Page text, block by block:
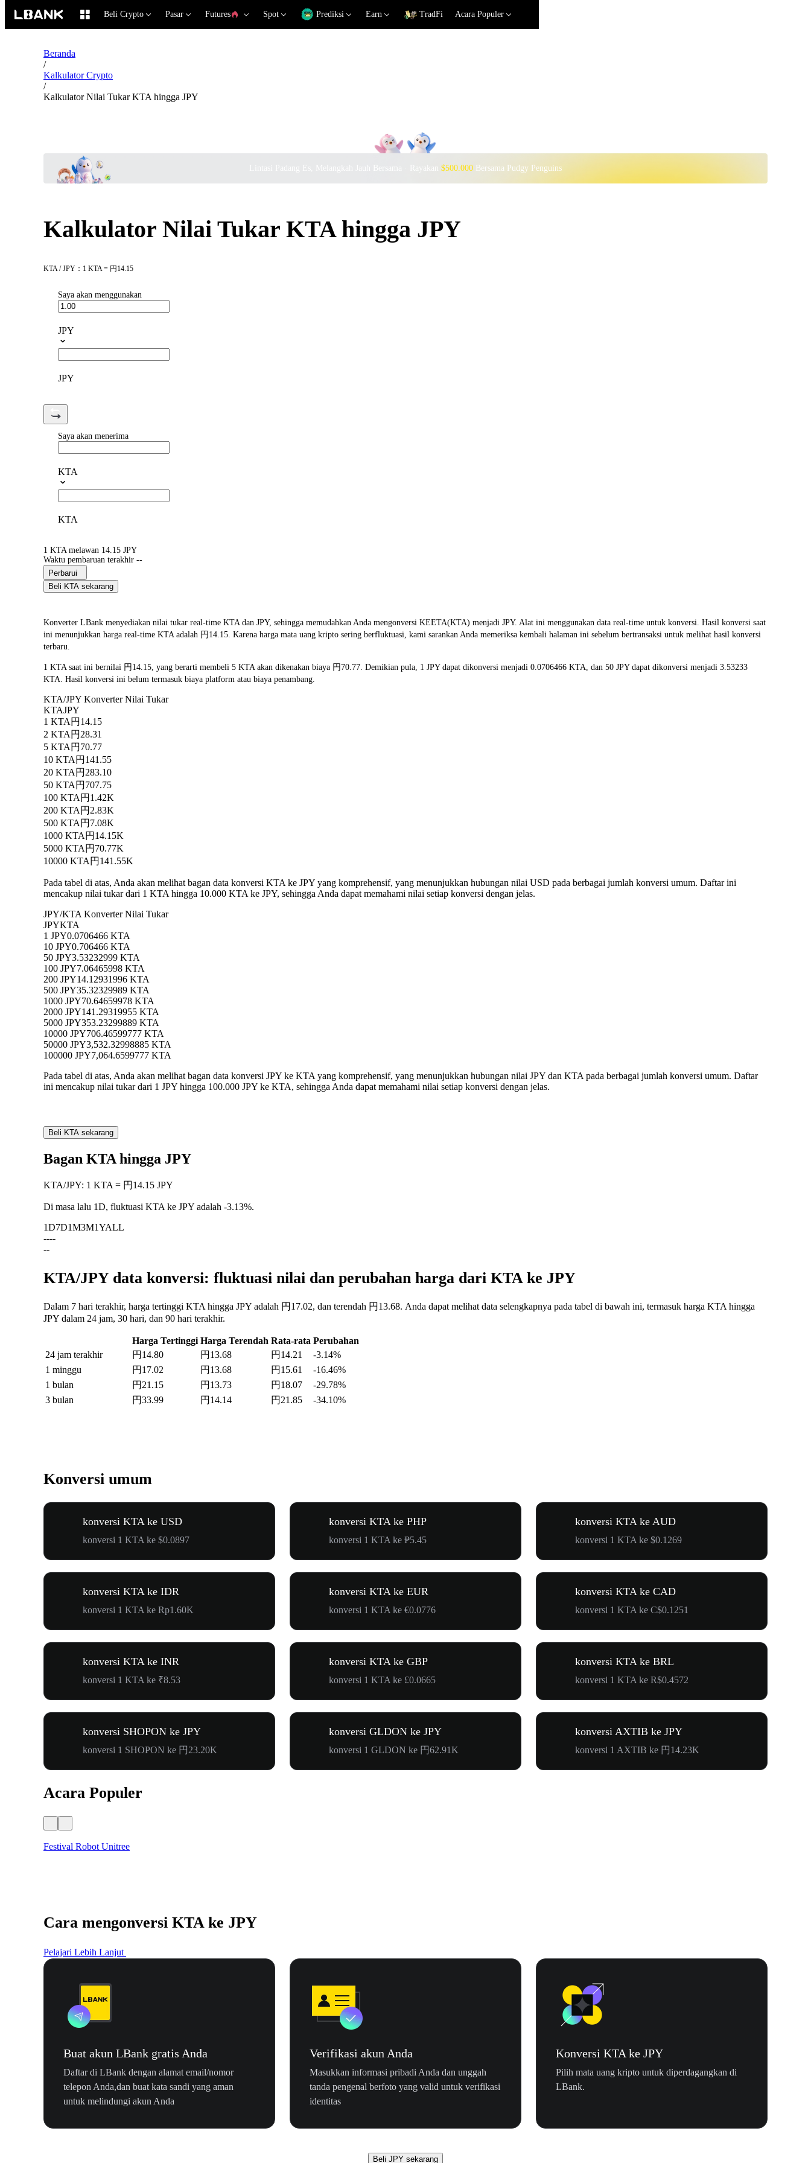
Beli Crypto Pasar Futures Spot Prediksi Earn TradFi Acara Populer
Beranda
/
Kalkulator Crypto
/
Kalkulator Nilai Tukar KTA hingga JPY
Lintasi Padang Es, Melangkah Jauh Bersama · Rayakan $500.000 Bersama Pudgy Penguins
Kalkulator Nilai Tukar KTA hingga JPY
KTA / JPY：1 KTA = 円14.15
Saya akan menggunakan
JPY
JPY
Saya akan menerima
KTA
KTA
1 KTA melawan 14.15 JPY
Waktu pembaruan terakhir --
Perbarui
Beli KTA sekarang
Konverter LBank menyediakan nilai tukar real-time KTA dan JPY, sehingga memudahkan Anda mengonversi KEETA(KTA) menjadi JPY. Alat ini menggunakan data real-time untuk konversi. Hasil konversi saat
ini menunjukkan harga real-time KTA adalah 円14.15. Karena harga mata uang kripto sering berfluktuasi, kami sarankan Anda memeriksa kembali halaman ini sebelum bertransaksi untuk melihat hasil konversi
terbaru.
1 KTA saat ini bernilai 円14.15, yang berarti membeli 5 KTA akan dikenakan biaya 円70.77. Demikian pula, 1 JPY dapat dikonversi menjadi 0.0706466 KTA, dan 50 JPY dapat dikonversi menjadi 3.53233
KTA. Hasil konversi ini belum termasuk biaya platform atau biaya penambang.
KTA/JPY Konverter Nilai Tukar
KTAJPY
1 KTA 円14.15
2 KTA 円28.31
5 KTA 円70.77
10 KTA 円141.55
20 KTA 円283.10
50 KTA 円707.75
100 KTA 円1.42K
200 KTA 円2.83K
500 KTA 円7.08K
1000 KTA 円14.15K
5000 KTA 円70.77K
10000 KTA 円141.55K
Pada tabel di atas, Anda akan melihat bagan data konversi KTA ke JPY yang komprehensif, yang menunjukkan hubungan nilai USD pada berbagai jumlah konversi umum. Daftar ini
mencakup nilai tukar dari 1 KTA hingga 10.000 KTA ke JPY, sehingga Anda dapat memahami nilai setiap konversi dengan jelas.
JPY/KTA Konverter Nilai Tukar
JPYKTA
1 JPY0.0706466 KTA
10 JPY0.706466 KTA
50 JPY3.53232999 KTA
100 JPY7.06465998 KTA
200 JPY14.12931996 KTA
500 JPY35.32329989 KTA
1000 JPY70.64659978 KTA
2000 JPY141.29319955 KTA
5000 JPY353.23299889 KTA
10000 JPY706.46599777 KTA
50000 JPY3,532.32998885 KTA
100000 JPY7,064.6599777 KTA
Pada tabel di atas, Anda akan melihat bagan data konversi JPY ke KTA yang komprehensif, yang menunjukkan hubungan nilai JPY dan KTA pada berbagai jumlah konversi umum. Daftar
ini mencakup nilai tukar dari 1 JPY hingga 100.000 JPY ke KTA, sehingga Anda dapat memahami nilai setiap konversi dengan jelas.
Beli KTA sekarang
Bagan KTA hingga JPY
KTA/JPY: 1 KTA = 円14.15 JPY
Di masa lalu 1D, fluktuasi KTA ke JPY adalah -3.13%.
1D7D1M3M1YALL
----
--
KTA/JPY data konversi: fluktuasi nilai dan perubahan harga dari KTA ke JPY
Dalam 7 hari terakhir, harga tertinggi KTA hingga JPY adalah 円17.02, dan terendah 円13.68. Anda dapat melihat data selengkapnya pada tabel di bawah ini, termasuk harga KTA hingga
JPY dalam 24 jam, 30 hari, dan 90 hari terakhir.
Harga Tertinggi Harga Terendah Rata-rata Perubahan
24 jam terakhir
円14.80 円13.68 円14.21
-3.14%
1 minggu
円17.02 円13.68 円15.61
-16.46%
1 bulan
円21.15 円13.73 円18.07
-29.78%
3 bulan
円33.99 円14.14 円21.85 -34.10%
Konversi umum
konversi KTA ke USD
konversi 1 KTA ke $0.0897
konversi KTA ke PHP
konversi 1 KTA ke ₱5.45
konversi KTA ke AUD
konversi 1 KTA ke $0.1269
konversi KTA ke IDR
konversi 1 KTA ke Rp1.60K
konversi KTA ke EUR
konversi 1 KTA ke €0.0776
konversi KTA ke CAD
konversi 1 KTA ke C$0.1251
konversi KTA ke INR
konversi 1 KTA ke ₹8.53
konversi KTA ke GBP
konversi 1 KTA ke £0.0665
konversi KTA ke BRL
konversi 1 KTA ke R$0.4572
konversi SHOPON ke JPY
konversi 1 SHOPON ke 円23.20K
konversi GLDON ke JPY
konversi 1 GLDON ke 円62.91K
konversi AXTIB ke JPY
konversi 1 AXTIB ke 円14.23K
Acara Populer
Festival Robot Unitree
Cara mengonversi KTA ke JPY
Pelajari Lebih Lanjut
Buat akun LBank gratis Anda
Daftar di LBank dengan alamat email/nomor
telepon Anda,dan buat kata sandi yang aman
untuk melindungi akun Anda
Verifikasi akun Anda
Masukkan informasi pribadi Anda dan unggah
tanda pengenal berfoto yang valid untuk verifikasi
identitas
Konversi KTA ke JPY
Pilih mata uang kripto untuk diperdagangkan di
LBank.
Beli JPY sekarang